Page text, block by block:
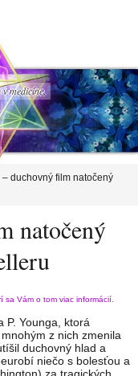
medicíne.
– duchovný film natočený
natočený
Vám o tom viac informácií.
P. Younga, ktorá
z nich zmenila
duchovný hlad a
niečo s bolesťou a